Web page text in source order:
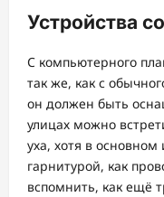
Устройства
C компьютерного
так же, как с
он должен быть
улицах можно
уха, хотя в основном
гарнитурой, как
вспомнить, как ещё